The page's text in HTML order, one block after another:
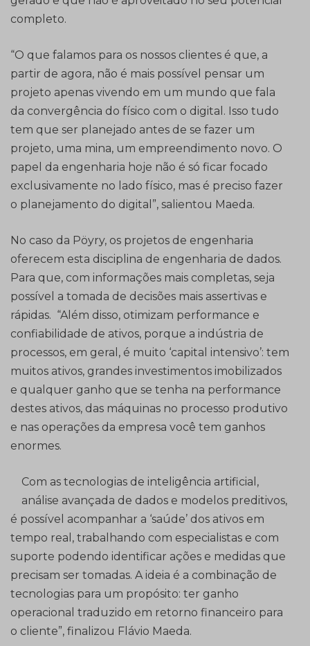
completo.
“O que falamos para os nossos clientes é que, a
partir de agora, não é mais possível pensar um
projeto apenas vivendo em um mundo que fala
da convergência do físico com o digital. Isso tudo
tem que ser planejado antes de se fazer um
projeto, uma mina, um empreendimento novo. O
papel da engenharia hoje não é só ficar focado
exclusivamente no lado físico, mas é preciso fazer
o planejamento do digital”, salientou Maeda.
No caso da Pöyry, os projetos de engenharia
oferecem esta disciplina de engenharia de dados.
Para que, com informações mais completas, seja
possível a tomada de decisões mais assertivas e
rápidas. “Além disso, otimizam performance e
confiabilidade de ativos, porque a indústria de
processos, em geral, é muito ‘capital intensivo’: tem
muitos ativos, grandes investimentos imobilizados
e qualquer ganho que se tenha na performance
destes ativos, das máquinas no processo produtivo
e nas operações da empresa você tem ganhos
enormes.
Com as tecnologias de inteligência artificial,
análise avançada de dados e modelos preditivos,
é possível acompanhar a ‘saúde’ dos ativos em
tempo real, trabalhando com especialistas e com
suporte podendo identificar ações e medidas que
precisam ser tomadas. A ideia é a combinação de
tecnologias para um propósito: ter ganho
operacional traduzido em retorno financeiro para
o cliente”, finalizou Flávio Maeda.